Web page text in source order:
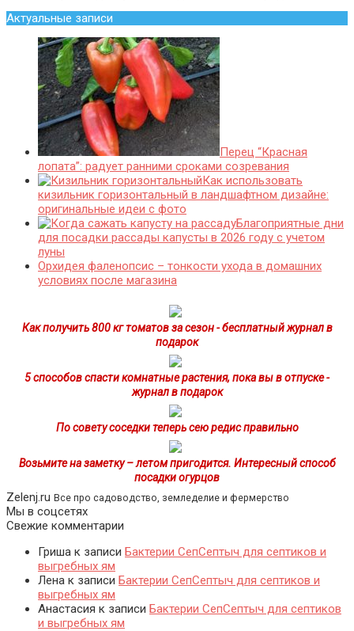
Актуальные записи
Перец “Красная
лопата”: радует ранними сроками созревания
Как использовать
кизильник горизонтальный в ландшафтном дизайне:
оригинальные идеи с фото
Благоприятные дни
для посадки рассады капусты в 2026 году с учетом
луны
Орхидея фаленопсис – тонкости ухода в домашних
условиях после магазина
Как получить 800 кг томатов за сезон - бесплатный журнал в
подарок
5 способов спасти комнатные растения, пока вы в отпуске -
журнал в подарок
По совету соседки теперь сею редис правильно
Возьмите на заметку – летом пригодится. Интересный способ
посадки огурцов
Zelenj.ru Все про садоводство, земледелие и фермерство
Мы в соцсетях
Свежие комментарии
Гриша к записи Бактерии СепСептыч для септиков и
выгребных ям
Лена к записи Бактерии СепСептыч для септиков и
выгребных ям
Анастасия к записи Бактерии СепСептыч для септиков
и выгребных ям